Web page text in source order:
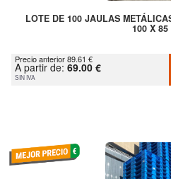
LOTE DE 100 JAULAS
100 X 85
Precio anterior 89.61 €
A partir de: 69.00 €
SIN IVA